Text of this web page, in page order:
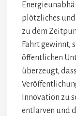
plötzliches
zu dem
Fahrt gewinnt,
öffentlichen
überzeugt,
Innovation zu
entlarven und